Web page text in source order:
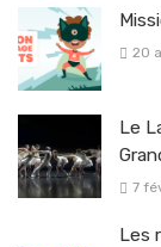
20
Le
7
Les